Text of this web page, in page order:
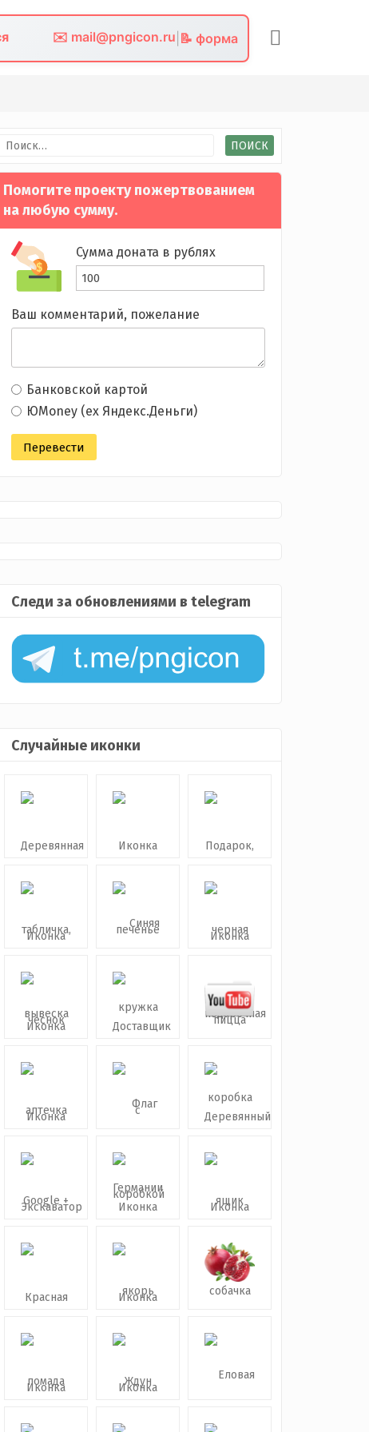
✉️ mail@pngicon.ru 📝 форма
Найти:
Помогите проекту пожертвованием
на любую сумму.
Сумма доната в рублях
Ваш комментарий, пожелание
Банковской картой
ЮMoney (ex Яндекс.Деньги)
Следи за обновлениями в telegram
Случайные иконки